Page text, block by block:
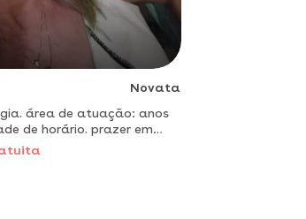
Novata
área de atuação: anos
prazer em